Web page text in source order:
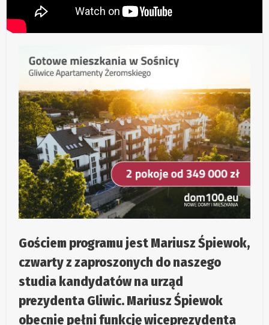
Gościem programu jest Mariusz Śpiewok,
czwarty z zaproszonych do naszego
studia kandydatów na urząd
prezydenta Gliwic. Mariusz Śpiewok
obecnie pełni funkcję wiceprezydenta